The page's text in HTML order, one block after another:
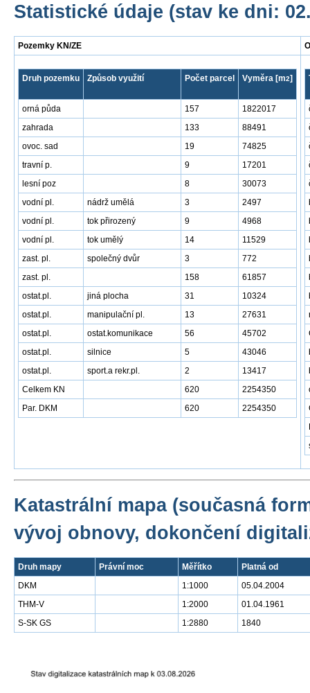
Statistické údaje (stav ke dni:
Pozemky KN/ZE
Druh pozemku Způsob využití Počet parcel Vyměra [m2]
orná půda 157
1822017
zahrada
133
88491
ovoc. sad
19
74825
travní p.
9
17201
lesní poz
8
30073
vodní pl.
nádrž umělá 3
2497
vodní pl.
tok přirozený 9
4968
vodní pl.
tok umělý 14
11529
zast. pl.
společný dvůr 3
772
zast. pl.
158
61857
ostat.pl.
jiná plocha 31
10324
ostat.pl.
manipulační pl. 13
27631
ostat.pl.
ostat.komunikace 56
45702
ostat.pl.
silnice 5
43046
ostat.pl.
sport.a rekr.pl. 2
13417
Celkem KN
620
2254350
Par. DKM
620 2254350
Katastrální mapa (současná
vývoj obnovy, dokončení
Druh mapy Právní moc Měřítko
Platná od
DKM
1:1000
05.04.2004
THM-V
1:2000
01.04.1961
S-SK GS
1:2880 1840